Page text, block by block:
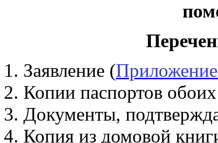
Заявление (
Копии паспортов
Документы,
Копия из домовой